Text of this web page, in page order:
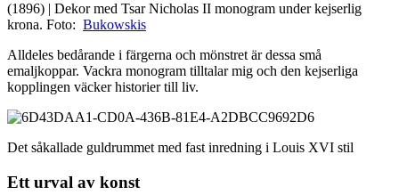
(1896) | Dekor med Tsar Nicholas II monogram under kejserlig
krona. Foto: Bukowskis
Alldeles bedårande i färgerna och mönstret är dessa små
emaljkoppar. Vackra monogram tilltalar mig och den kejserliga
kopplingen väcker historier till liv.
Det såkallade guldrummet med fast inredning i Louis XVI stil
Ett urval av konst